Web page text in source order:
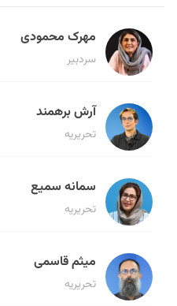
مهرک محمودی
سردبیر
آرش برهمند
تحریریه
سمانه سمیع
تحریریه
میثم قاسمی
تحریریه